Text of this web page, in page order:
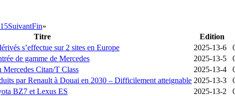
15SuivantFin»
Titre
Edition
s’effectue sur 2 sites en Europe
2025-13-6
de gamme de Mercedes
2025-13-5
Mercedes Citan/T Class
2025-13-4
par Renault à Douai en 2030 – Difficilement atteignable 2025-13-3
BZ7 et Lexus ES
2025-13-2